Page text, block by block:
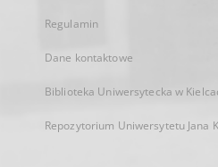
Regulamin
Dane kontaktowe
Biblioteka Uniwersytecka w
Repozytorium Uniwersytetu Jana